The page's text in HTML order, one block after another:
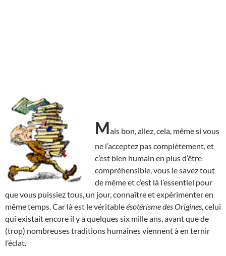
Mais bon, allez, cela, même si vous
ne l’acceptez pas complètement, et
c’est bien humain en plus d’être
compréhensible, vous le savez tout
de même et c’est là l’essentiel pour
que vous puissiez tous, un jour, connaître et expérimenter en
même temps. Car là est le véritableésotérisme des Origines , celui
qui existait encore il y a quelques six mille ans, avant que de
(trop) nombreuses traditions humaines viennent à en ternir
l’éclat.